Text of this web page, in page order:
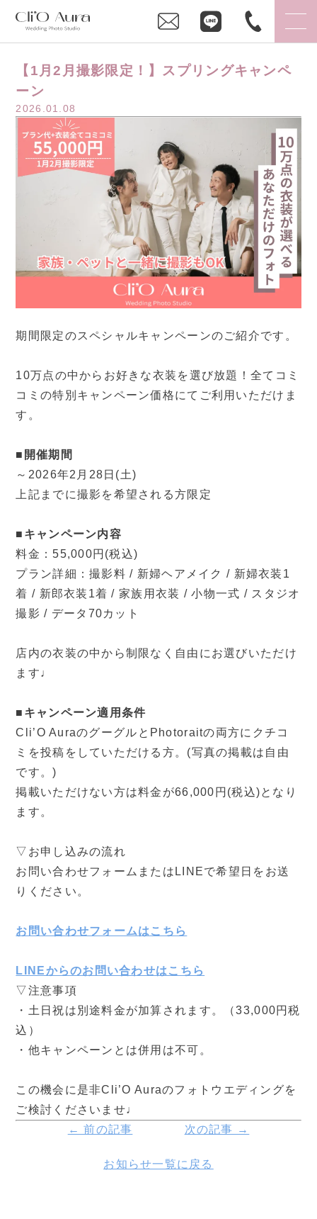
【1月2月撮影限定！】スプリングキャンペ
ーン
2026.01.08
期間限定のスペシャルキャンペーンのご紹介です。
10万点の中からお好きな衣装を選び放題！全てコミ
コミの特別キャンペーン価格にてご利用いただけま
す。
■開催期間
～2026年2月28日(土)
上記までに撮影を希望される方限定
■キャンペーン内容
料金：55,000円(税込)
プラン詳細：撮影料 / 新婦ヘアメイク / 新婦衣装1
着 / 新郎衣装1着 / 家族用衣装 / 小物一式 / スタジオ
撮影 / データ70カット
店内の衣装の中から制限なく自由にお選びいただけ
ます♩
■キャンペーン適用条件
Cli’O AuraのグーグルとPhotoraitの両方にクチコ
ミを投稿をしていただける方。(写真の掲載は自由
です。)
掲載いただけない方は料金が66,000円(税込)となり
ます。
▽お申し込みの流れ
お問い合わせフォームまたはLINEで希望日をお送
りください。
お問い合わせフォームはこちら
LINEからのお問い合わせはこちら
▽注意事項
・土日祝は別途料金が加算されます。（33,000円税
込）
・他キャンペーンとは併用は不可。
この機会に是非Cli’O Auraのフォトウエディングを
ご検討くださいませ♩
← 前の記事
次の記事 →
お知らせ一覧に戻る